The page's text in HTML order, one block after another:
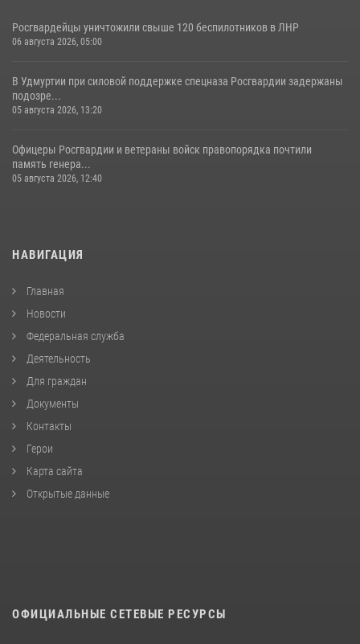
Росгвардейцы уничтожили свыше 120 беспилотников в ЛНР
06 августа 2026, 05:00
В Удмуртии при силовой поддержке спецназа Росгвардии задержаны
подозре...
05 августа 2026, 13:20
Офицеры Росгвардии и ветераны войск правопорядка почтили
память генера...
05 августа 2026, 12:40
НАВИГАЦИЯ
Главная
Новости
Федеральная служба
Деятельность
Для граждан
Документы
Контакты
Герои
Карта сайта
Открытые данные
ОФИЦИАЛЬНЫЕ СЕТЕВЫЕ РЕСУРСЫ